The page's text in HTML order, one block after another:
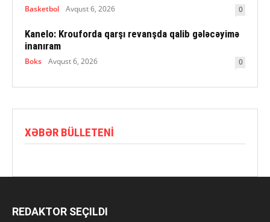
Basketbol Avqust 6, 2026 0
Kanelo: Krouforda qarşı revanşda qalib gələcəyimə
inanıram
Boks Avqust 6, 2026 0
XƏBƏR BÜLLETENI
REDAKTOR SEÇILDI